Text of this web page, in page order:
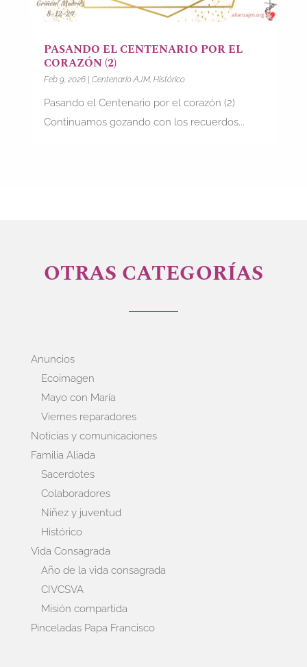
PASANDO EL CENTENARIO POR EL
CORAZÓN (2)
Feb 9, 2026| Centenario AJM, Histórico
Pasando el Centenario por el corazón (2)
Continuamos gozando con los recuerdos...
OTRAS CATEGORÍAS
Anuncios
Ecoimagen
Mayo con María
Viernes reparadores
Noticias y comunicaciones
Familia Aliada
Sacerdotes
Colaboradores
Niñez y juventud
Histórico
Vida Consagrada
Año de la vida consagrada
CIVCSVA
Misión compartida
Pinceladas Papa Francisco